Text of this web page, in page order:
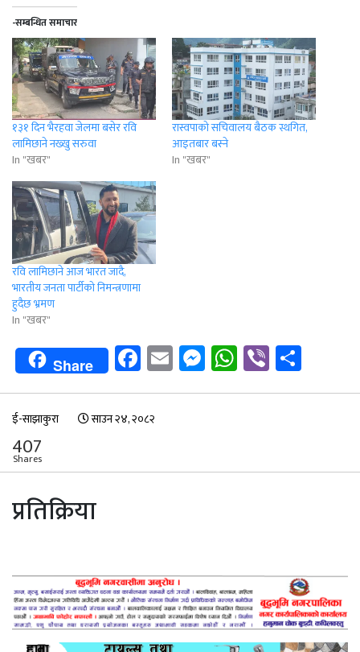
-सम्बन्धित समाचार
१३१ दिन भैरहवा जेलमा बसेर रवि
लामिछाने नख्खु सरुवा
In "खबर"
रास्वपाको सचिवालय बैठक स्थगित,
आइतबार बस्ने
In "खबर"
रवि लामिछाने आज भारत जादै,
भारतीय जनता पार्टीकाे निमन्त्रणामा
हुदैछ भ्रमण
In "खबर"
Share Facebook
EmailMessenger
WhatsApp
Viber
ई-साझाकुरा साउन २४, २०८२
407
Shares
प्रतिक्रिया